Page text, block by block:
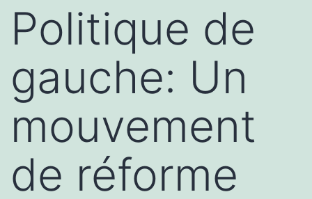
Politique de
gauche: Un
mouvement
de réforme